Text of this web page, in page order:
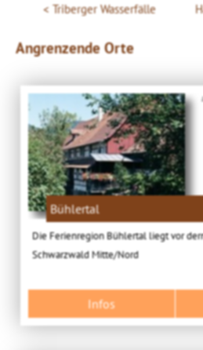
Triberger Wasserfälle
Angrenzende Orte
Bühlertal
Die Ferienregion Bühlertal liegt vor
Schwarzwald Mitte/Nord
Infos